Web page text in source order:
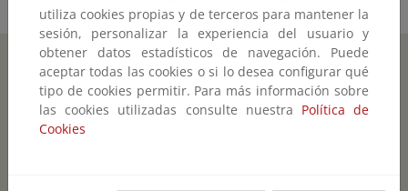
utiliza cookies propias y de terceros para mantener la
sesión, personalizar la experiencia del usuario y
obtener datos estadísticos de navegación. Puede
aceptar todas las cookies o si lo desea configurar qué
tipo de cookies permitir. Para más información sobre
las cookies utilizadas consulte nuestra Política de
Cookies
Inicio
Accesibilidad
Mapa Web